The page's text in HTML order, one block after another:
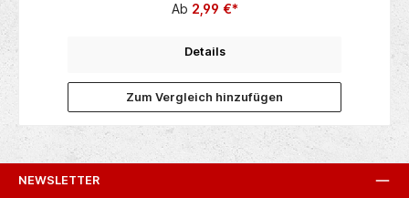
Ab 2,99 €*
Details
Zum Vergleich hinzufügen
NEWSLETTER